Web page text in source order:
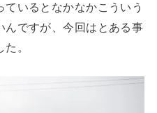
いるとなかなかこういう
んですが、今回はとある事
。